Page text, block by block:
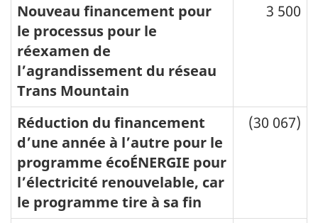
Nouveau financement pour
le processus pour le
réexamen de
l’agrandissement du réseau
Trans Mountain
3 500
Réduction du financement
d’une année à l’autre pour le
programme écoÉNERGIE pour
l’électricité renouvelable, car
le programme tire à sa fin
(30 067)